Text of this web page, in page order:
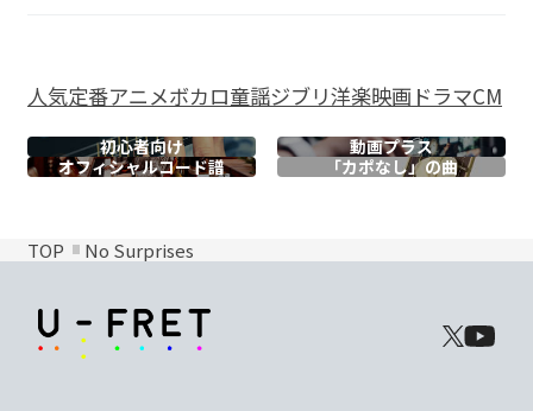
人気定番アニメボカロ童謡ジブリ洋楽映画ドラマCM
初心者向け
動画プラス
オフィシャルコード譜 「カポなし」の曲
TOP No Surprises